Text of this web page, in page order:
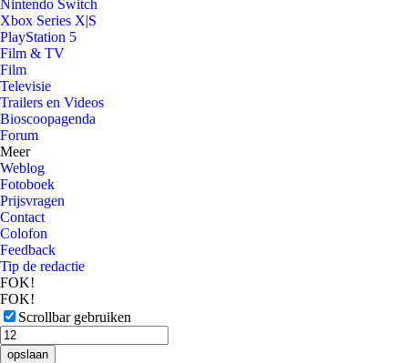
Nintendo Switch
Xbox Series X|S
PlayStation 5
Film & TV
Film
Televisie
Trailers en Videos
Bioscoopagenda
Forum
Meer
Weblog
Fotoboek
Prijsvragen
Contact
Colofon
Feedback
Tip de redactie
FOK!
FOK!
Scrollbar gebruiken
opslaan